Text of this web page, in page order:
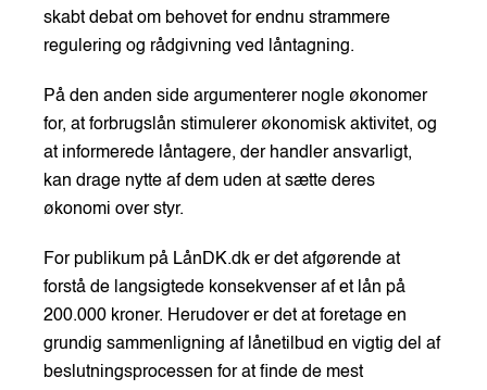
skabt debat om behovet for endnu strammere
regulering og rådgivning ved låntagning.
På den anden side argumenterer nogle økonomer
for, at forbrugslån stimulerer økonomisk aktivitet, og
at informerede låntagere, der handler ansvarligt,
kan drage nytte af dem uden at sætte deres
økonomi over styr.
For publikum på LånDK.dk er det afgørende at
forstå de langsigtede konsekvenser af et lån på
200.000 kroner. Herudover er det at foretage en
grundig sammenligning af lånetilbud en vigtig del af
beslutningsprocessen for at finde de mest